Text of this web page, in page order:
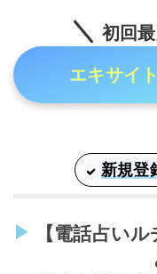
初回
エキサイ
新規登
【電話占い